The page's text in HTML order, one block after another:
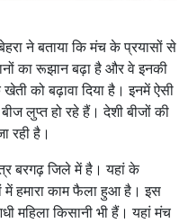
ने बताया कि मंच के प्रयासों से
का रूझान बढ़ा है और वे इनकी
को बढ़ावा दिया है। इनमें ऐसी
लुप्त हो रहे हैं। देशी बीजों की
रही है।
बरगढ़ जिले में है। यहां के
हमारा काम फैला हुआ है। इस
किसानी भी हैं। यहां मंच